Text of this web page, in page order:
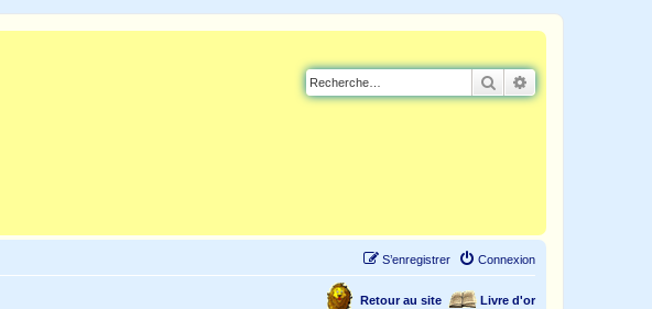
Rechercher
Connexion
S’enregistrer
Livre d'or
Retour au site